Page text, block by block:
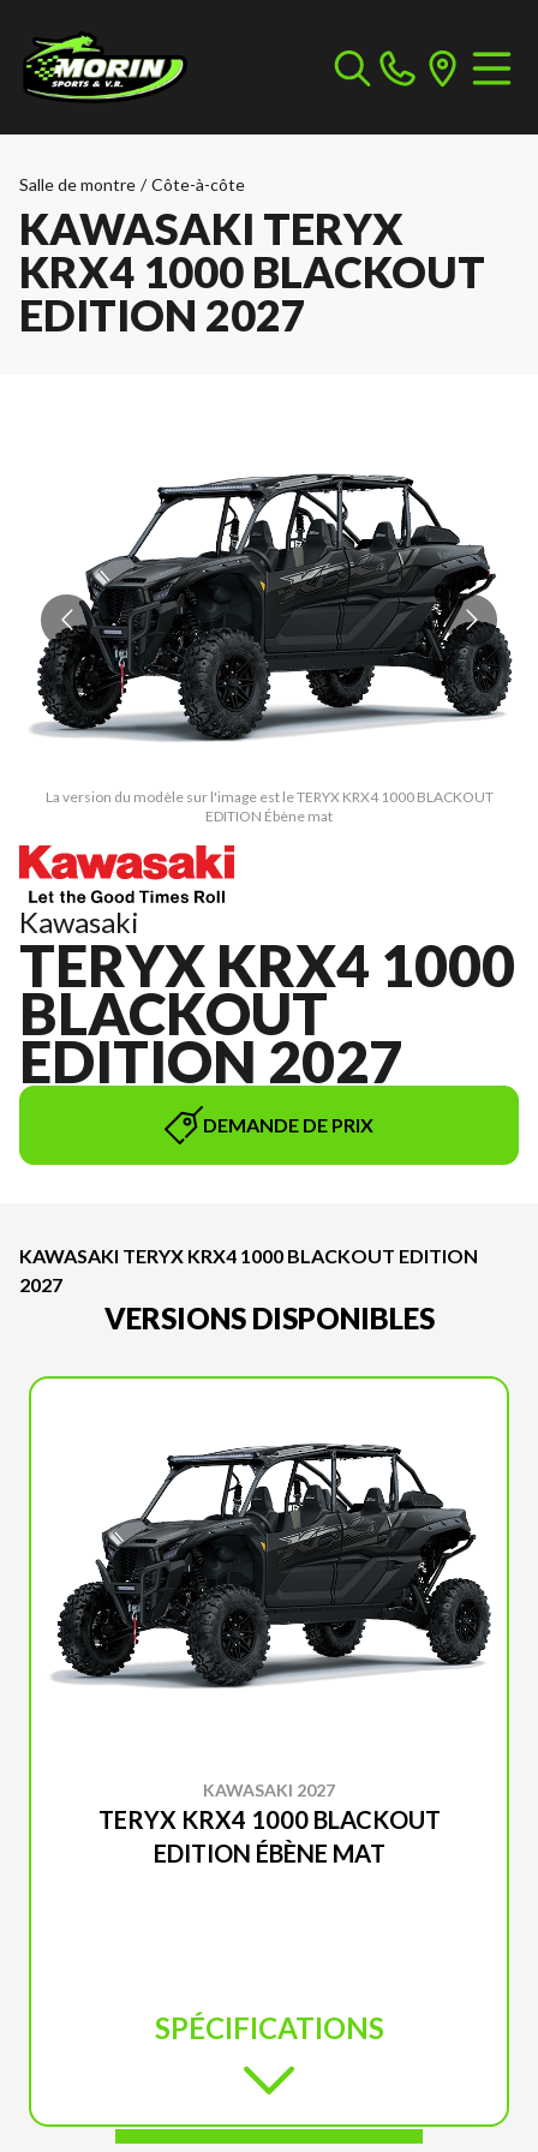
Salle de montre / Côte-à-côte
KAWASAKI TERYX
KRX4 1000 BLACKOUT
EDITION 2027
La version du modèle sur l'image est le TERYX KRX4 1000 BLACKOUT
EDITION Ébène mat
Kawasaki
TERYX KRX4 1000
BLACKOUT
EDITION 2027
DEMANDE DE PRIX
KAWASAKI TERYX KRX4 1000 BLACKOUT EDITION
2027
VERSIONS DISPONIBLES
KAWASAKI 2027
TERYX KRX4 1000 BLACKOUT
EDITION ÉBÈNE MAT
SPÉCIFICATIONS